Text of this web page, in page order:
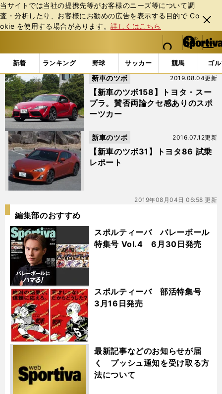
当サイトでは当社の提携先等がお客様のニーズ等について調
査・分析したり、お客様にお勧めの広告を表⽰する⽬的で Co
okie を使⽤する場合があります。詳しくはこちら
閉じ
る
web Sportiva (webスポルティーバ)
検索
マイペ
ー
ジ
メニュ
新着 ランキング 野球 サッカー 競馬 ゴ
b
ス
ポ
ル
テ
ィ
ー
バ
「#トヨタ86」の最新ニュース・ 情報
【新車のツボ158】トヨタ・スー
プラ。賛否両論クセ感ありのスポ
ーツカー
2019.08.04更新
新車のツボ
【新車のツボ31】トヨタ86 試乗
レポート
2016.07.12更新
新車のツボ
2019年08月04日 06:58 更新
編集部のおすすめ
スポルティーバ バレーボール
特集号 Vol.4 6月30日発売
スポルティーバ 部活特集号
3月16日発売
最新記事などのお知らせが届
く プッシュ通知を受け取る方
法について